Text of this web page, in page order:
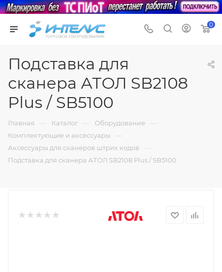
0
Подставка для
сканера АТОЛ SB2108
Plus / SB5100
Главная — Каталог — Оборудование —
Комплектующие и аксессуары —
Аксессуары для сканеров штрих кодов —
Подставка для сканера АТОЛ SB2108 Plus / SB5100